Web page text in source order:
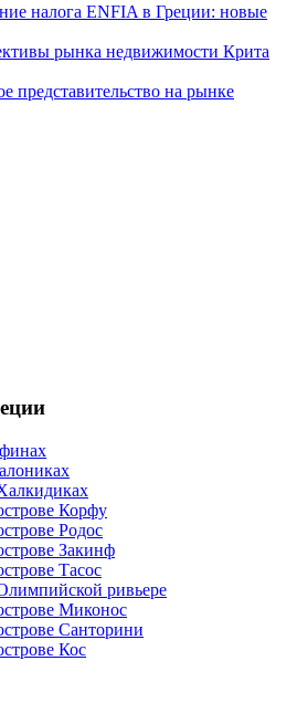
налога ENFIA в Греции: новые
рынка недвижимости Крита
представительство на рынке
Корфу
Родос
Закинф
Тасос
ривьере
Миконос
Санторини
Кос